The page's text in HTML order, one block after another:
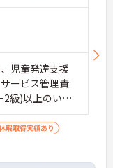
児童発達支援
ービス管理責
2級)以上のいず
許必須（AT限
暇取得実績あり